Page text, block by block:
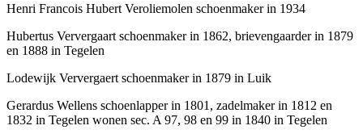
Henri Francois Hubert Veroliemolen schoenmaker in 1934
Hubertus Ververgaart schoenmaker in 1862, brievengaarder in 1879
en 1888 in Tegelen
Lodewijk Ververgaert schoenmaker in 1879 in Luik
Gerardus Wellens schoenlapper in 1801, zadelmaker in 1812 en
1832 in Tegelen wonen sec. A 97, 98 en 99 in 1840 in Tegelen